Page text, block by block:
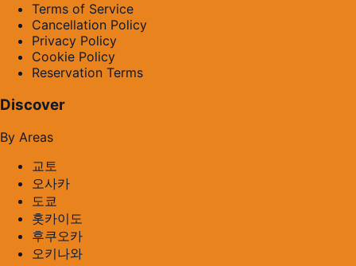
Terms of Service
Cancellation Policy
Privacy Policy
Cookie Policy
Reservation Terms
Discover
By Areas
교토
오사카
도쿄
홋카이도
후쿠오카
오키나와